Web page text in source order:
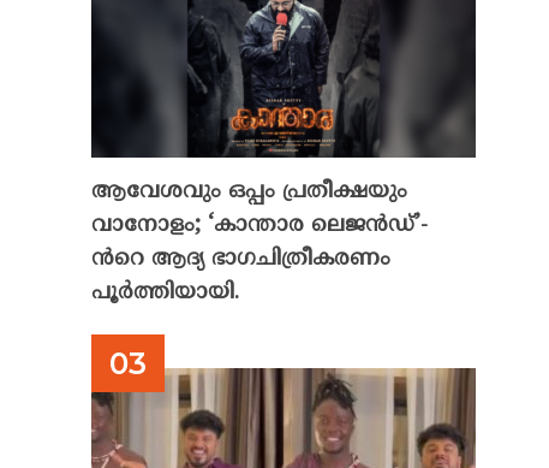
ആവേശവും ഒപ്പം പ്രതീക്ഷയും
വാനോളം; ‘കാന്താര ലെജൻഡ്’-
ൻറെ ആദ്യ ഭാഗചിത്രീകരണം
പൂർത്തിയായി.